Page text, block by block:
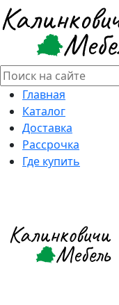
Главная
Каталог
Доставка
Рассрочка
Где купить